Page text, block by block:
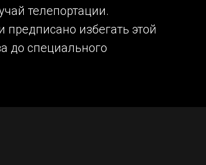
телепортации.
избегать этой
до специального